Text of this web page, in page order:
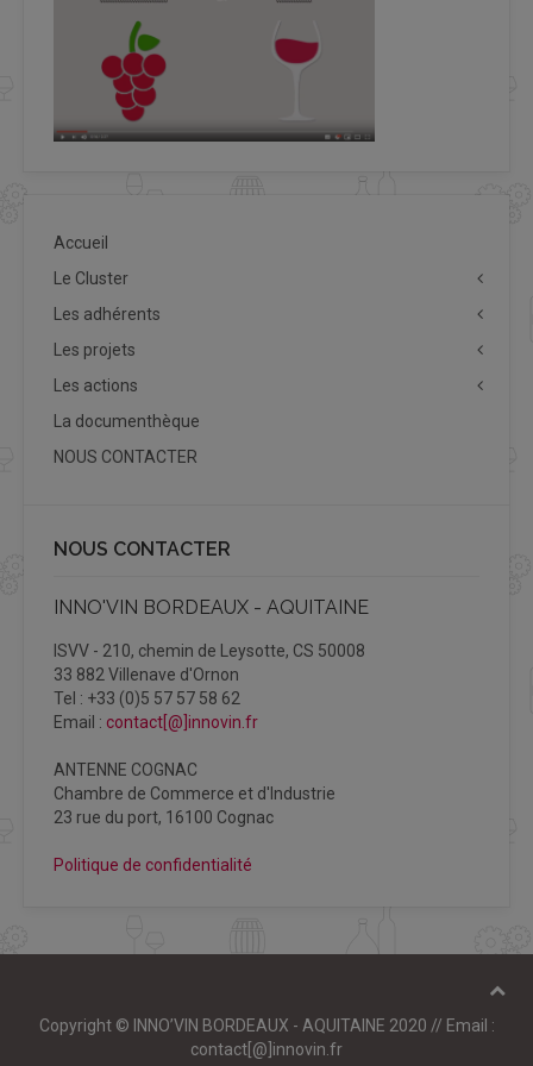
Accueil
Le Cluster
Les adhérents
Les projets
Les actions
La documenthèque
NOUS CONTACTER
NOUS CONTACTER
INNO'VIN BORDEAUX - AQUITAINE
ISVV - 210, chemin de Leysotte, CS 50008
33 882 Villenave d'Ornon
Tel : +33 (0)5 57 57 58 62
Email : contact[@]innovin.fr
ANTENNE COGNAC
Chambre de Commerce et d'Industrie
23 rue du port, 16100 Cognac
Politique de confidentialité
Copyright © INNO’VIN BORDEAUX - AQUITAINE 2020 // Email :
contact[@]innovin.fr